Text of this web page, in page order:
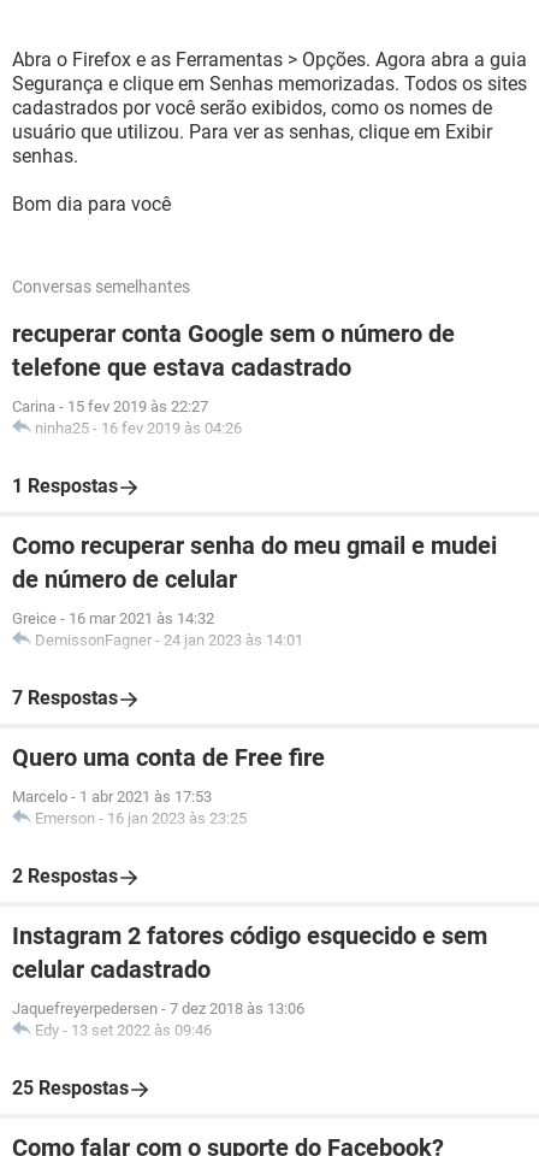
Abra o Firefox e as Ferramentas > Opções. Agora abra a guia
Segurança e clique em Senhas memorizadas. Todos os sites
cadastrados por você serão exibidos, como os nomes de
usuário que utilizou. Para ver as senhas, clique em Exibir
senhas.
Bom dia para você
Conversas semelhantes
recuperar conta Google sem o número de
telefone que estava cadastrado
Carina - 15 fev 2019 às 22:27
ninha25 - 16 fev 2019 às 04:26
1 Respostas
Como recuperar senha do meu gmail e mudei
de número de celular
Greice - 16 mar 2021 às 14:32
DemissonFagner - 24 jan 2023 às 14:01
7 Respostas
Quero uma conta de Free fire
Marcelo - 1 abr 2021 às 17:53
Emerson - 16 jan 2023 às 23:25
2 Respostas
Instagram 2 fatores código esquecido e sem
celular cadastrado
Jaquefreyerpedersen - 7 dez 2018 às 13:06
Edy - 13 set 2022 às 09:46
25 Respostas
Como falar com o suporte do Facebook?